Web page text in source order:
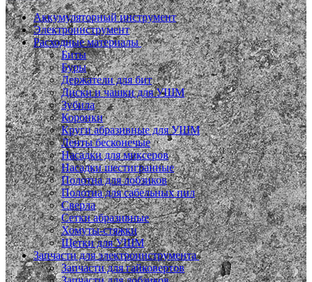
Аккумуляторный инструмент
Электроинструмент
Расходные материалы
Биты
Буры
Держатели для бит
Диски и чашки для УШМ
Зубила
Коронки
Круги абразивные для УШМ
Ленты бесконечые
Насадки для миксеров
Насадки шестигранные
Полотна для лобзиков
Полотна для сабельных пил
Сверла
Сетки абразивные
Хомуты-стяжки
Щетки для УШМ
Запчасти для электроинструмента
Запчасти для гайковертов